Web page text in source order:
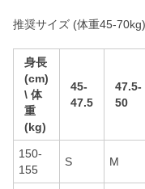
推奨サイズ (体重45-
身長
(cm)
\ 体
重
(kg)
45-
47.5
47.5-
50
150-
155
S M